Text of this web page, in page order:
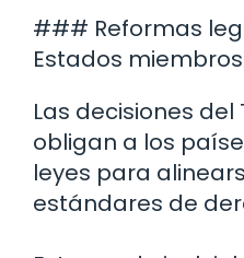
### Reformas
Estados miembros
Las decisiones del
obligan a los
leyes para
estándares de